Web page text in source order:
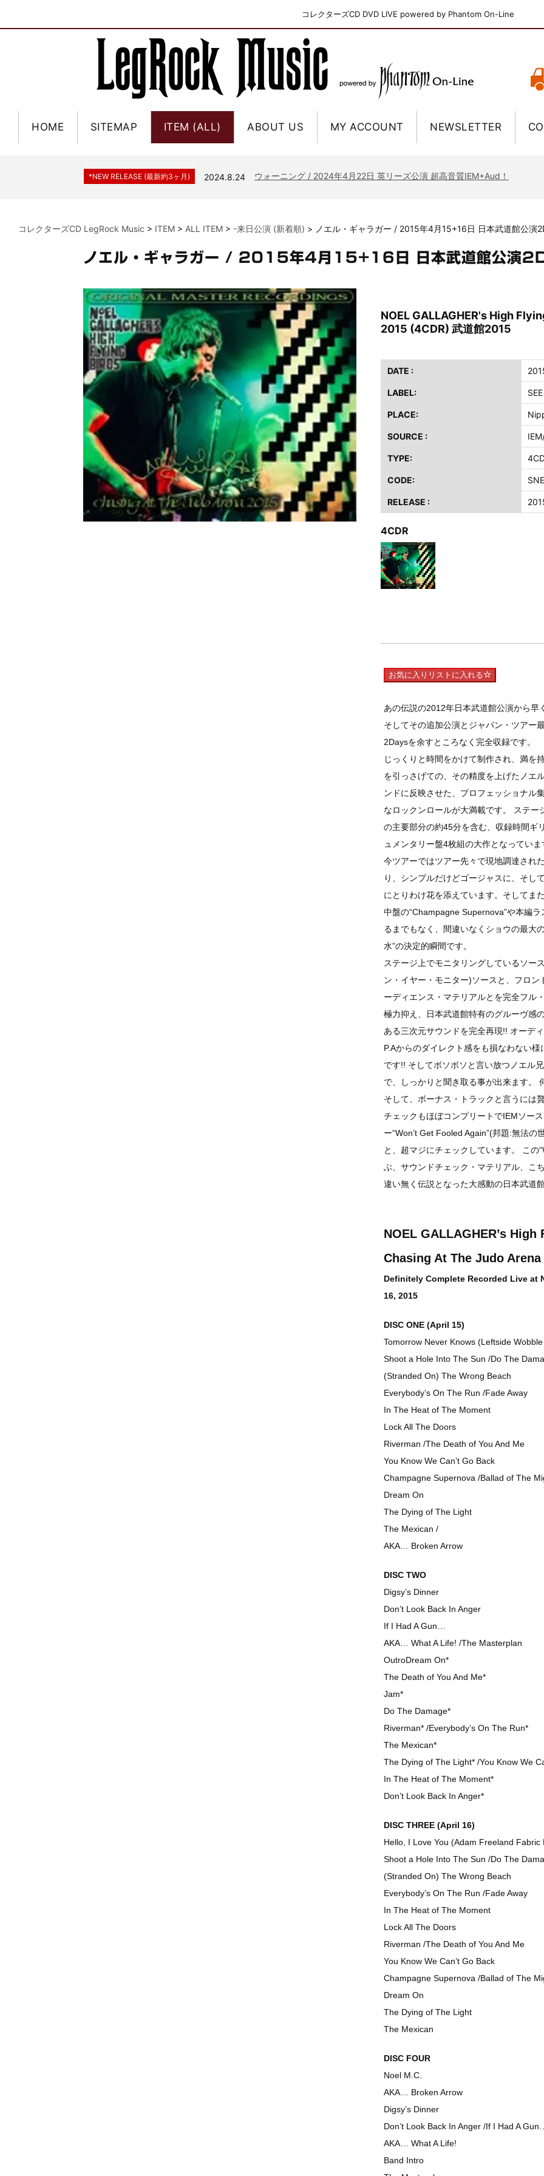
コレクターズCD DVD LIVE powered by Phantom On-Line
HOME SITEMAP ITEM (ALL) ABOUT US MY ACCOUNT NEWSLETTER
*NEW RELEASE (最新約3ヶ月) 2024.6.9 ジャーニー / 1979年5月8+9日 コロラド州 2公演 SBD 完全収録！
*NEW RELEASE (最新約3ヶ月) 2024.8.24 ウォーニング / 2024年4月22日 英リーズ公演 超高音質IEM+Aud！
スコーピオンズ / 2024年6月15日 リスボン公演 FHD 完全収録！
*NEW RELEASE (最新約3ヶ月) 2024.6.20 マネスキン / 2024年6月9日 ドイツ ROCK AM RING 公演 FHD 完全収録！
2024.6.9
*NEW RELEASE (最新約3ヶ月) 2024.6.9 ユーライア・ヒープ / 2023年8月3日 ドイツ W.O.A. 公演 FHD 完全収録！
*NEW RELEASE (最新約3ヶ月) 2024.6.9 ジャーニー / 1979年5月8+9日 コロラド州 2公演 SBD 完全収録！
*NEW RELEASE (最新約3ヶ月) 2024.11.9 NGHFB / 2024年7月28日 フジロック’24公演 超高音質AI-SBD！
*NEW RELEASE (最新約3ヶ月) 2024.8.24 ウォーニング / 2024年4月22日 英リーズ公演 超高音質IEM+Aud！
*NEW RELEASE (最新約3ヶ月) 2024.6.24 ビリー・ジョエル / 2024年3月24日 100Aniv. 米M.S.G公演 完全収録！
*NEW RELEASE (最新約3ヶ月)
2024.6.24
リアム・ギャラガー / 2024年6月3日 カーディフ公演 IEM/AUD 完全収録！
*NEW RELEASE (最新約3ヶ月) 2024.6.24 スコーピオンズ / 2024年6月15日 リスボン公演 FHD 完全収録！
*NEW RELEASE (最新約3ヶ月) 2024.6.20 マネスキン / 2024年6月9日 ドイツ ROCK AM RING 公演 FHD 完全収録！
*NEW RELEASE (最新約3ヶ月) 2024.6.9 リアム・ギャラガー / 2024年6月1日 英国シェフィールド公演 完全収録！
*NEW RELEASE (最新約3ヶ月) 2024.6.9 メガデス / 2023年8月4日 ドイツ W.O.A. 公演 FHD 完全収録！
*NEW RELEASE (最新約3ヶ月) 2024.6.9 ユーライア・ヒープ / 2023年8月3日 ドイツ W.O.A. 公演 FHD 完全収録！
*NEW RELEASE (最新約3ヶ月) 2024.6.9 ジャーニー / 1979年5月8+9日 コロラド州 2公演 SBD 完全収録！
コレクターズCD LegRock Music > ITEM > ALL ITEM > -来日公演 (新着順) > ノエル・ギャラガー / 2015年4月15+16日 日本武道館公演
ノエル・ギャラガー / 2015年4月15+16日 日本武道館公演
NOEL GALLAGHER's High
2015 (4CDR) 武道館2015
DATE :
LABEL:
PLACE:
SOURCE :
TYPE:
CODE:
RELEASE :
4CDR
お気に入りリストに入れる
あの伝説の2012年日本武道館公演から早
そしてその追加公演とジャパン・ツアー
2Daysを余すところなく完全収録です。
じっくりと時間をかけて制作され、満を
を引っさげての、その精度を上げたノエ
ンドに反映させた、プロフェッショナル
なロックンロールが大満載です。 ステ
の主要部分の約45分を含む、収録時間ギ
ュメンタリー盤4枚組の大作となっていま
今ツアーではツアー先々で現地調達され
り、シンプルだけどゴージャスに、そし
にとりわけ花を添えています。そしてま
中盤の“Champagne Supernova”や本編
るまでもなく、間違いなくショウの最大
水”の決定的瞬間です。
ステージ上でモニタリングしているソー
ン・イヤー・モニター)ソースと、フロ
ーディエンス・マテリアルとを完全フル
極力抑え、日本武道館特有のグルーヴ感
ある三次元サウンドを完全再現!! オーデ
P.Aからのダイレクト感をも損なわない
です!! そしてボソボソと言い放つノエル
で、しっかりと聞き取る事が出来ます。
そして、ボーナス・トラックと言うには
チェックもほぼコンプリートでIEMソー
ー“Won’t Get Fooled Again”(邦題:無法
と、超マジにチェックしています。 この
ぶ、サウンドチェック・マテリアル、こ
違い無く伝説となった大感動の日本武道
NOEL GALLAGHER’s
Chasing At The Judo Arena
Definitely Complete Recorded Live at
16, 2015
DISC ONE (April 15)
Tomorrow Never Knows (Leftside
Shoot a Hole Into The Sun /Do The
(Stranded On) The Wrong Beach
Everybody’s On The Run /Fade Away
In The Heat of The Moment
Lock All The Doors
Riverman /The Death of You And Me
You Know We Can’t Go Back
Champagne Supernova /Ballad of The
Dream On
The Dying of The Light
The Mexican /
AKA… Broken Arrow
DISC TWO
Digsy’s Dinner
Don’t Look Back In Anger
If I Had A Gun…
AKA… What A Life! /The Masterplan
OutroDream On*
The Death of You And Me*
Jam*
Do The Damage*
Riverman* /Everybody’s On The Run*
The Mexican*
The Dying of The Light* /You Know We
In The Heat of The Moment*
Don’t Look Back In Anger*
DISC THREE (April 16)
Hello, I Love You (Adam Freeland Fabric
Shoot a Hole Into The Sun /Do The
(Stranded On) The Wrong Beach
Everybody’s On The Run /Fade Away
In The Heat of The Moment
Lock All The Doors
Riverman /The Death of You And Me
You Know We Can’t Go Back
Champagne Supernova /Ballad of The
Dream On
The Dying of The Light
The Mexican
DISC FOUR
Noel M.C.
AKA… Broken Arrow
Digsy’s Dinner
Don’t Look Back In Anger /If I Had A Gun…
AKA… What A Life!
Band Intro